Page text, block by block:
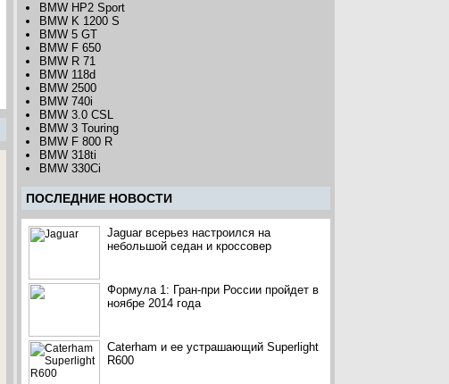
BMW HP2 Sport
BMW K 1200 S
BMW 5 GT
BMW F 650
BMW R 71
BMW 118d
BMW 2500
BMW 740i
BMW 3.0 CSL
BMW 3 Touring
BMW F 800 R
BMW 318ti
BMW 330Ci
ПОCЛЕДНИЕ НОВОСТИ
Jaguar всерьез настроился на
небольшой седан и кроссовер
Формула 1: Гран-при России пройдет в
ноябре 2014 года
Caterham и ее устрашающий Superlight
R600